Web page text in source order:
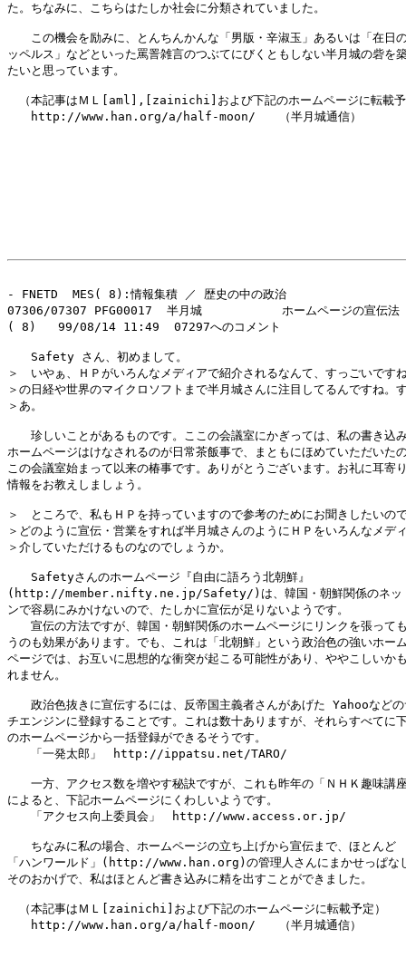
た。ちなみに、こちらはたしか社会に分類されていました。
この機会を励みに、とんちんかんな「男版・辛淑玉」あるいは「在日
ッペルス」などといった罵詈雑言のつぶてにびくともしない半月城の砦を
たいと思っています。
（本記事はＭＬ[aml],[zainichi]および下記のホームページに転載予
http://www.han.org/a/half-moon/　　（半月城通信）
- FNETD  MES( 8):情報集積 ／ 歴史の中の政治
07306/07307 PFG00017  半月城           ホームページの宣伝法
( 8)   99/08/14 11:49  07297へのコメント
Safety さん、初めまして。
＞　いやぁ、ＨＰがいろんなメディアで紹介されるなんて、すっごいです
＞の日経や世界のマイクロソフトまで半月城さんに注目してるんですね。
＞あ。
珍しいことがあるものです。ここの会議室にかぎっては、私の書き込
ホームページはけなされるのが日常茶飯事で、まともにほめていただいた
この会議室始まって以来の椿事です。ありがとうございます。お礼に耳寄
情報をお教えしましょう。
＞　ところで、私もＨＰを持っていますので参考のためにお聞きしたいの
＞どのように宣伝・営業をすれば半月城さんのようにＨＰをいろんなメデ
＞介していただけるものなのでしょうか。
Safetyさんのホームページ『自由に語ろう北朝鮮』
(http://member.nifty.ne.jp/Safety/)は、韓国・朝鮮関係のネッ
ンで容易にみかけないので、たしかに宣伝が足りないようです。
宣伝の方法ですが、韓国・朝鮮関係のホームページにリンクを張って
うのも効果があります。でも、これは「北朝鮮」という政治色の強いホー
ページでは、お互いに思想的な衝突が起こる可能性があり、ややこしいか
れません。
政治色抜きに宣伝するには、反帝国主義者さんがあげた Yahooなどの
チエンジンに登録することです。これは数十ありますが、それらすべてに
のホームページから一括登録ができるそうです。
「一発太郎」　http://ippatsu.net/TARO/
一方、アクセス数を増やす秘訣ですが、これも昨年の「ＮＨＫ趣味講
によると、下記ホームページにくわしいようです。
「アクセス向上委員会」　http://www.access.or.jp/
ちなみに私の場合、ホームページの立ち上げから宣伝まで、ほとんど
「ハンワールド」(http://www.han.org)の管理人さんにまかせっぱな
そのおかげで、私はほとんど書き込みに精を出すことができました。
（本記事はＭＬ[zainichi]および下記のホームページに転載予定）
http://www.han.org/a/half-moon/　　（半月城通信）